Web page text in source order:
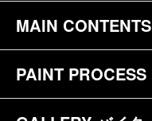
MAIN CONTENTS
トップページ
お問合せ
PAINT PROCESS